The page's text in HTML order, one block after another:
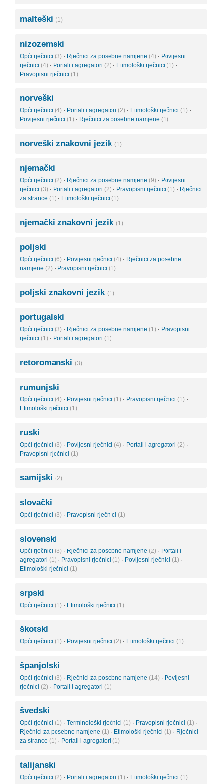
malteški (1)
nizozemski
Opći rječnici (3) · Rječnici za posebne namjene (4) · Povijesni
rječnici (4) · Portali i agregatori (2) · Etimološki rječnici (1) ·
Pravopisni rječnici (1)
norveški
Opći rječnici (4) · Portali i agregatori (2) · Etimološki rječnici (1) ·
Povijesni rječnici (1) · Rječnici za posebne namjene (1)
norveški znakovni jezik (1)
njemački
Opći rječnici (2) · Rječnici za posebne namjene (9) · Povijesni
rječnici (3) · Portali i agregatori (2) · Pravopisni rječnici (1) · Rječnici
za strance (1) · Etimološki rječnici (1)
njemački znakovni jezik (1)
poljski
Opći rječnici (6) · Povijesni rječnici (4) · Rječnici za posebne
namjene (2) · Pravopisni rječnici (1)
poljski znakovni jezik (1)
portugalski
Opći rječnici (3) · Rječnici za posebne namjene (1) · Pravopisni
rječnici (1) · Portali i agregatori (1)
retoromanski (3)
rumunjski
Opći rječnici (4) · Povijesni rječnici (1) · Pravopisni rječnici (1) ·
Etimološki rječnici (1)
ruski
Opći rječnici (3) · Povijesni rječnici (4) · Portali i agregatori (2) ·
Pravopisni rječnici (1)
samijski (2)
slovački
Opći rječnici (3) · Pravopisni rječnici (1)
slovenski
Opći rječnici (3) · Rječnici za posebne namjene (2) · Portali i
agregatori (1) · Pravopisni rječnici (1) · Povijesni rječnici (1) ·
Etimološki rječnici (1)
srpski
Opći rječnici (1) · Etimološki rječnici (1)
škotski
Opći rječnici (1) · Povijesni rječnici (2) · Etimološki rječnici (1)
španjolski
Opći rječnici (3) · Rječnici za posebne namjene (14) · Povijesni
rječnici (2) · Portali i agregatori (1)
švedski
Opći rječnici (1) · Terminološki rječnici (1) · Pravopisni rječnici (1) ·
Rječnici za posebne namjene (1) · Etimološki rječnici (1) · Rječnici
za strance (1) · Portali i agregatori (1)
talijanski
Opći rječnici (2) · Portali i agregatori (1) · Etimološki rječnici (1)